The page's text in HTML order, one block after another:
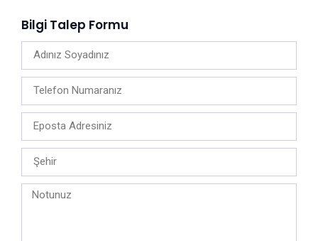
Bilgi Talep Formu